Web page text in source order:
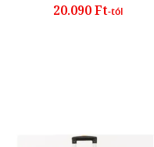
20.090 Ft-tól